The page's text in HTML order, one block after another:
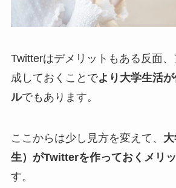
Twitterはデメリットもある反面
成しておくことでより大学生活
ルでもあります。
ここからは少し見方を変えて、
生）がTwitterを作っておくメリ
す。